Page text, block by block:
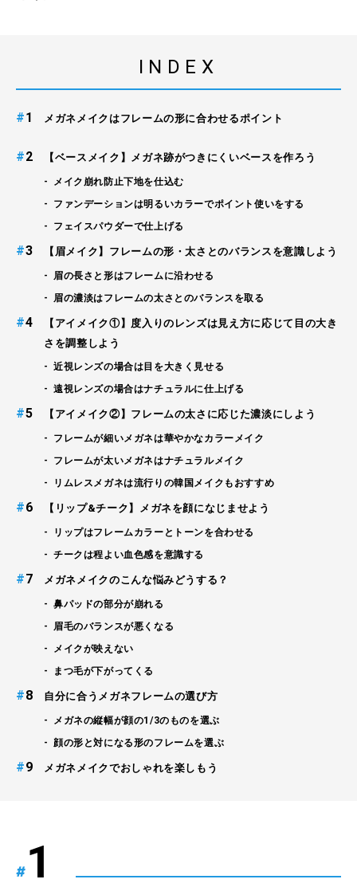
INDEX
# メガネメイクはフレームの形に合わせるポイント
# 【ベースメイク】メガネ跡がつきにくいベースを作ろう
メイク崩れ防止下地を仕込む
ファンデーションは明るいカラーでポイント使いをする
フェイスパウダーで仕上げる
# 【眉メイク】フレームの形・太さとのバランスを意識しよう
眉の長さと形はフレームに沿わせる
眉の濃淡はフレームの太さとのバランスを取る
#
【アイメイク①】度入りのレンズは見え方に応じて目の大き
さを調整しよう
近視レンズの場合は目を大きく見せる
遠視レンズの場合はナチュラルに仕上げる
# 【アイメイク②】フレームの太さに応じた濃淡にしよう
フレームが細いメガネは華やかなカラーメイク
フレームが太いメガネはナチュラルメイク
リムレスメガネは流行りの韓国メイクもおすすめ
# 【リップ&チーク】メガネを顔になじませよう
リップはフレームカラーとトーンを合わせる
チークは程よい血色感を意識する
# メガネメイクのこんな悩みどうする？
鼻パッドの部分が崩れる
眉毛のバランスが悪くなる
メイクが映えない
まつ毛が下がってくる
# 自分に合うメガネフレームの選び方
メガネの縦幅が顔の1/3のものを選ぶ
顔の形と対になる形のフレームを選ぶ
# メガネメイクでおしゃれを楽しもう
#